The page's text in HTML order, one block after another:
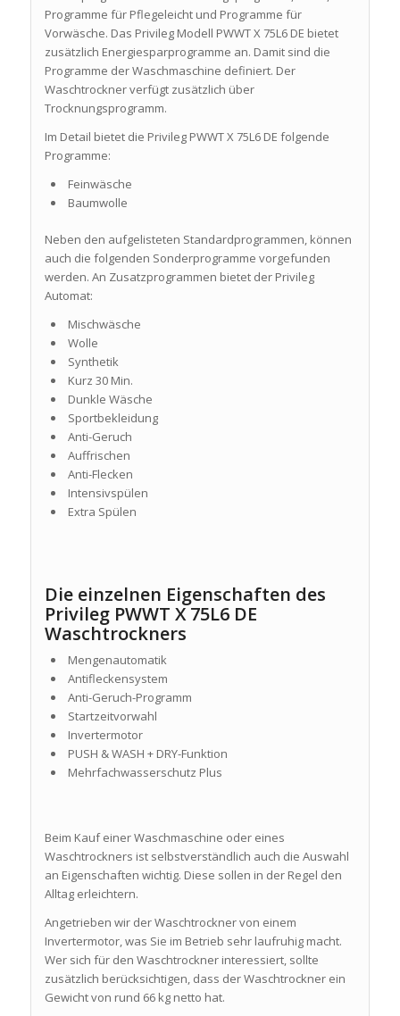
Programme für Pflegeleicht und Programme für
Vorwäsche. Das Privileg Modell PWWT X 75L6 DE bietet
zusätzlich Energiesparprogramme an. Damit sind die
Programme der Waschmaschine definiert. Der
Waschtrockner verfügt zusätzlich über
Trocknungsprogramm.
Im Detail bietet die Privileg PWWT X 75L6 DE folgende
Programme:
Feinwäsche
Baumwolle
Neben den aufgelisteten Standardprogrammen, können
auch die folgenden Sonderprogramme vorgefunden
werden. An Zusatzprogrammen bietet der Privileg
Automat:
Mischwäsche
Wolle
Synthetik
Kurz 30 Min.
Dunkle Wäsche
Sportbekleidung
Anti-Geruch
Auffrischen
Anti-Flecken
Intensivspülen
Extra Spülen
Die einzelnen Eigenschaften des
Privileg PWWT X 75L6 DE
Waschtrockners
Mengenautomatik
Antifleckensystem
Anti-Geruch-Programm
Startzeitvorwahl
Invertermotor
PUSH & WASH + DRY-Funktion
Mehrfachwasserschutz Plus
Beim Kauf einer Waschmaschine oder eines
Waschtrockners ist selbstverständlich auch die Auswahl
an Eigenschaften wichtig. Diese sollen in der Regel den
Alltag erleichtern.
Angetrieben wir der Waschtrockner von einem
Invertermotor, was Sie im Betrieb sehr laufruhig macht.
Wer sich für den Waschtrockner interessiert, sollte
zusätzlich berücksichtigen, dass der Waschtrockner ein
Gewicht von rund 66 kg netto hat.